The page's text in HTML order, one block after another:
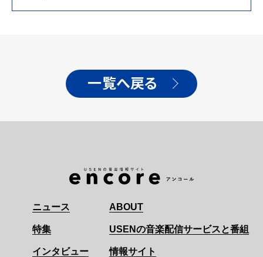
一覧へ戻る
ニュース
特集
インタビュー
ABOUT
USENの音楽配信サービスと番組
情報サイト